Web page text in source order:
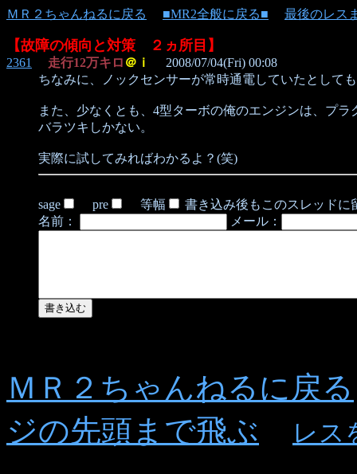
ＭＲ２ちゃんねるに戻る ■MR2全般に戻る■ 最後のレス
【故障の傾向と対策 ２ヵ所目】
2361 走行12万キロ ＠ｉ
2008/07/04(Fri) 00:08
ちなみに、ノックセンサーが常時通電していたとして
また、少なくとも、4型ターボの俺のエンジンは、プ
バラツキしかない。
実際に試してみればわかるよ？(笑)
sage pre 等幅
書き込み後もこのスレッドに
名前：
メール：
ＭＲ２ちゃんねるに戻る
ジの先頭まで飛ぶ
レス